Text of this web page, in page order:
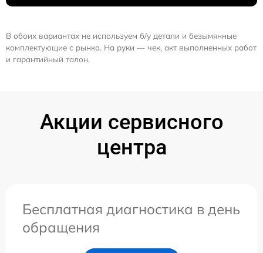
В обоих вариантах не используем б/у детали и безымянные
комплектующие с рынка. На руки — чек, акт выполненных работ
и гарантийный талон.
Акции сервисного
центра
Бесплатная диагностика в день
обращения